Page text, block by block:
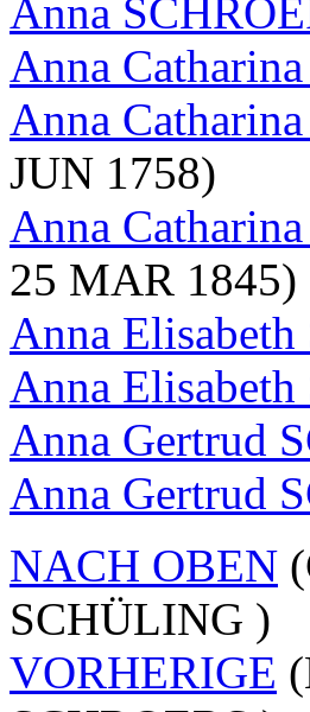
Anna
Anna
Anna
JUN 1758)
Anna
25 MAR 1845)
Anna
Anna
Anna Gertrud
Anna Gertrud
NACH OBEN
SCHÜLING )
VORHERIGE